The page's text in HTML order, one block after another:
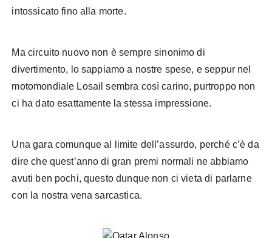
intossicato fino alla morte.
Ma circuito nuovo non è sempre sinonimo di
divertimento, lo sappiamo a nostre spese, e seppur nel
motomondiale Losail sembra così carino, purtroppo non
ci ha dato esattamente la stessa impressione.
Una gara comunque al limite dell’assurdo, perché c’è da
dire che quest’anno di gran premi normali ne abbiamo
avuti ben pochi, questo dunque non ci vieta di parlarne
con la nostra vena sarcastica.